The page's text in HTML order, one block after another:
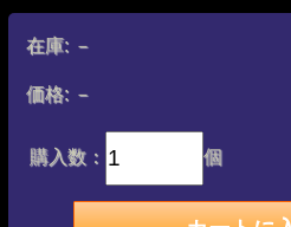
在庫: －
価格:－
購入数： 個